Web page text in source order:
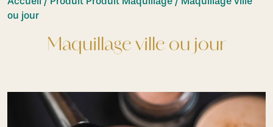
ou jour
Maquillage ville ou jour